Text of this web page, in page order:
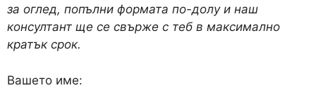
за оглед, попълни формата по-долу и наш
консултант ще се свърже с теб в максимално
кратък срок.
Вашето име: